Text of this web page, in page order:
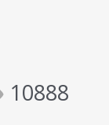
10888